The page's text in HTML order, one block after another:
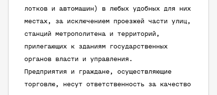
лотков и автомашин) в любых удобных для них
местах, за исключением проезжей части улиц,
станций метрополитена и территорий,
прилегающих к зданиям государственных
органов власти и управления.
Предприятия и граждане, осуществляющие
торговлю, несут ответственность за качество